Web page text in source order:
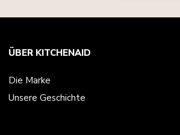
ÜBER KITCHENAID
Die Marke
Unsere Geschichte